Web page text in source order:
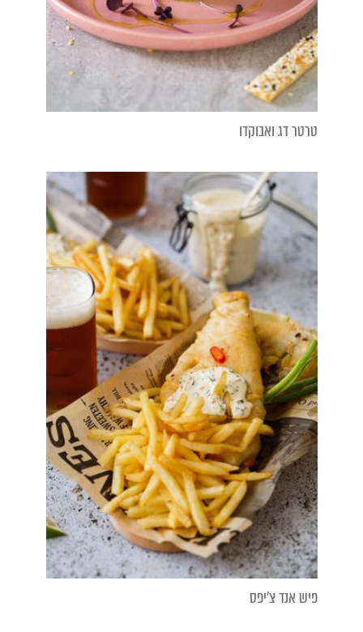
טרטר דג ואבוקדו
פיש אנד צ'יפס